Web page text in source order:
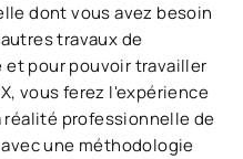
dont vous avez besoin
travaux de
pour pouvoir travailler
vous ferez l'expérience
réalité professionnelle de
une méthodologie